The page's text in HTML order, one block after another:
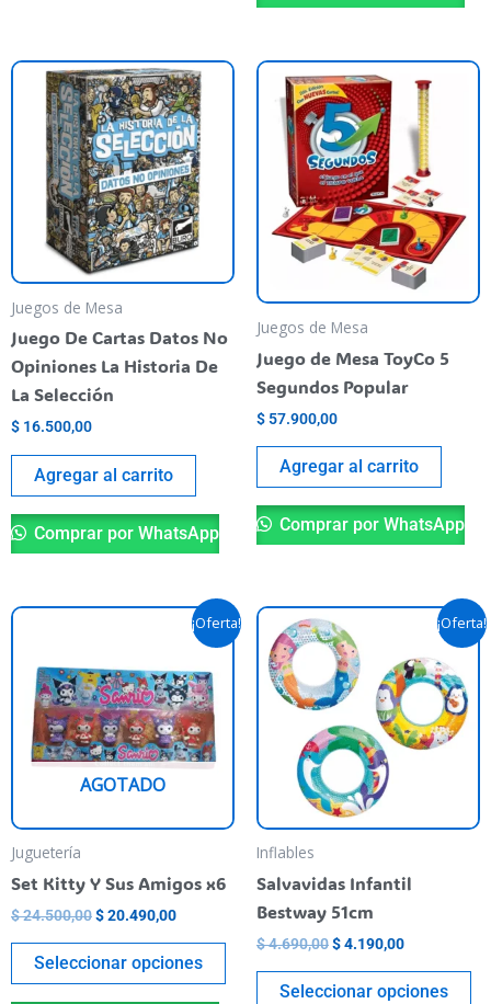
Juegos de Mesa
Juego De Cartas Datos No
Opiniones La Historia De
La Selección
$ 16.500,00
Agregar al carrito
Comprar por WhatsApp
Juegos de Mesa
Juego de Mesa ToyCo 5
Segundos Popular
$ 57.900,00
Agregar al carrito
Comprar por WhatsApp
¡Oferta!
AGOTADO
Juguetería
Set Kitty Y Sus Amigos x6
$24.500,00
El
era:
$ 24.500,00.
$20.490,00
El
precio
actual
es:
$ 20.490,00.
Seleccionar opciones
Este
producto
opciones
se
pueden
elegir
del
¡Oferta!
Inflables
Salvavidas Infantil
Bestway 51cm
$4.690,00
El
precio
original
era:
$ 4.690,00.
$4.190,00
El
precio
actual
es:
$ 4.190,00.
Seleccionar opciones
se